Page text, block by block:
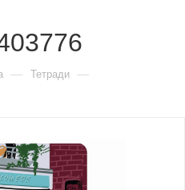
— Тетради —